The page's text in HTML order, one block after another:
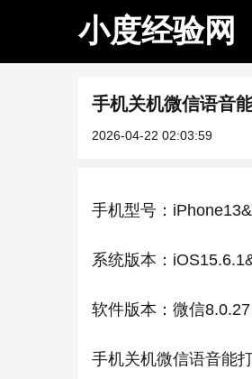
小度经验网
手机关机微信语音
2026-04-22 02:03:59
手机型号：
系统版本：
软件版本：微信8.0.27
手机关机微信语音能